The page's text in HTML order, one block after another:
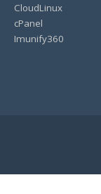
CloudLinux
cPanel
Imunify360